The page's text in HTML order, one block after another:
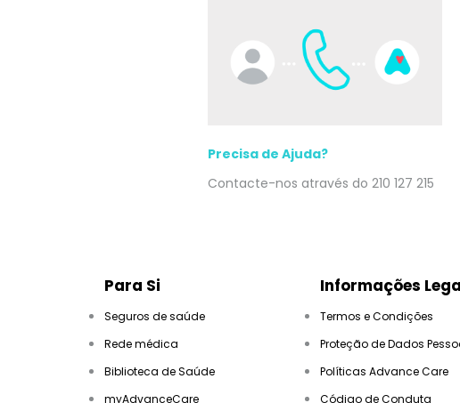
Precisa de Ajuda?
Contacte-nos através do 210 127 215
Para Si
Seguros de saúde
Rede médica
Biblioteca de Saúde
myAdvanceCare
Informações
Termos e Condições
Proteção de Dados
Políticas Advance Care
Código de Conduta